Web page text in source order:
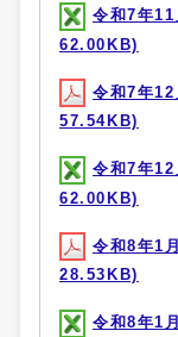
令和7年
62.00KB)
令和7年
57.54KB)
令和7年
62.00KB)
令和8年1
28.53KB)
令和8年1